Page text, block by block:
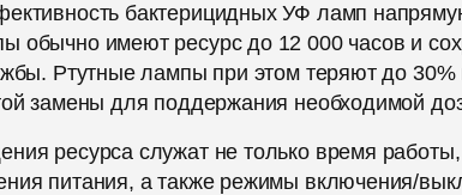
бактерицидных УФ ламп
обычно имеют ресурс до 12 000 часов и
Ртутные лампы при этом теряют до
замены для поддержания необходимой
ресурса служат не только время
питания, а также режимы включения/